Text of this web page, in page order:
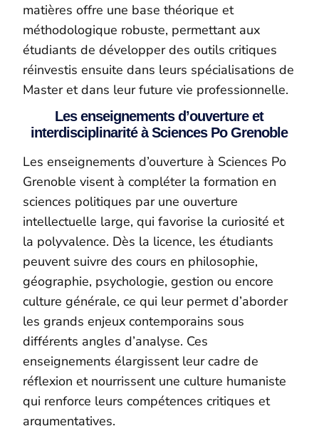
matières offre une base théorique et
méthodologique robuste, permettant aux
étudiants de développer des outils critiques
réinvestis ensuite dans leurs spécialisations de
Master et dans leur future vie professionnelle.
Les enseignements d’ouverture et
interdisciplinarité à Sciences Po Grenoble
Les enseignements d’ouverture à Sciences Po
Grenoble visent à compléter la formation en
sciences politiques par une ouverture
intellectuelle large, qui favorise la curiosité et
la polyvalence. Dès la licence, les étudiants
peuvent suivre des cours en philosophie,
géographie, psychologie, gestion ou encore
culture générale, ce qui leur permet d’aborder
les grands enjeux contemporains sous
différents angles d’analyse. Ces
enseignements élargissent leur cadre de
réflexion et nourrissent une culture humaniste
qui renforce leurs compétences critiques et
argumentatives.